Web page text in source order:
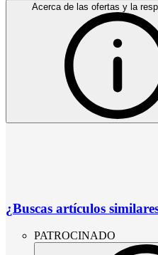
Acerca de las ofertas y la
¿Buscas artículos
PATROCINADO